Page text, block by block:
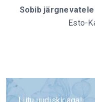
Sobib
Esto-